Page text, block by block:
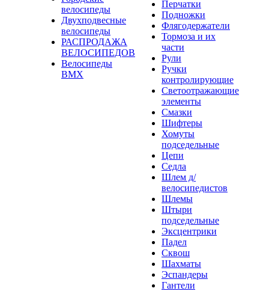
велосипеды
Двухподвесные
велосипеды
РАСПРОДАЖА
ВЕЛОСИПЕДОВ
Велосипеды
BMX
Перчатки
Подножки
Флягодержатели
Тормоза и их
части
Рули
Ручки
контролирующие
Светоотражающие
элементы
Смазки
Шифтеры
Хомуты
подседельные
Цепи
Седла
Шлем д/
велосипедистов
Шлемы
Штыри
подседельные
Эксцентрики
Падел
Сквош
Шахматы
Эспандеры
Гантели